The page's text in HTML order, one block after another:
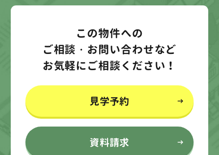
この物件への
ご相談・お問い合わせなど
お気軽にご相談ください！
見学予約
資料請求